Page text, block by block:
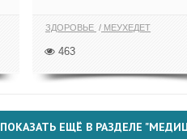
ЗДОРОВЬЕ МЕУХЕДЕТ
463
ПОКАЗАТЬ ЕЩЁ В РАЗДЕЛЕ